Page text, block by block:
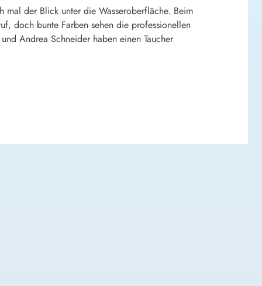
mal der Blick unter die Wasseroberfläche. Beim
doch bunte Farben sehen die professionellen
Andrea Schneider haben einen Taucher